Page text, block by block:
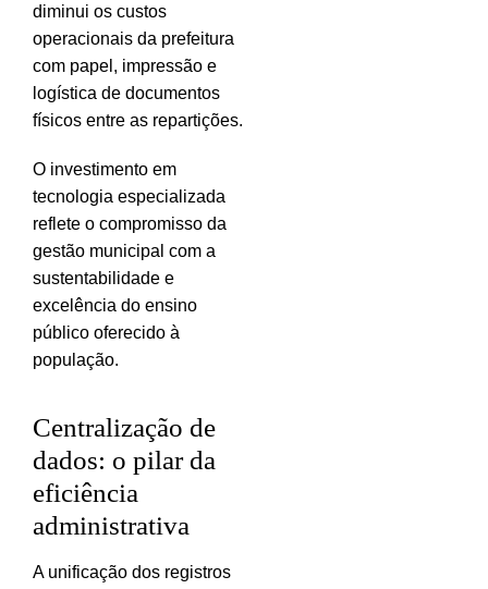
diminui os custos
operacionais da prefeitura
com papel, impressão e
logística de documentos
físicos entre as repartições.
O investimento em
tecnologia especializada
reflete o compromisso da
gestão municipal com a
sustentabilidade e
excelência do ensino
público oferecido à
população.
Centralização de
dados: o pilar da
eficiência
administrativa
A unificação dos registros